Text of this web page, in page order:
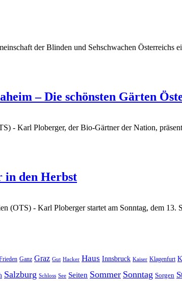
der Blinden und Sehschwachen Österreichs
– Die schönsten Gärten
- Karl Ploberger, der Bio-Gärtner der Nation,
in den Herbst
(OTS) - Karl Ploberger startet am Sonntag, dem
Ganz Graz Gut Hacker Haus Innsbruck Kaiser Klagenfurt
Salzburg Schloss See Seiten Sommer Sonntag Sorgen